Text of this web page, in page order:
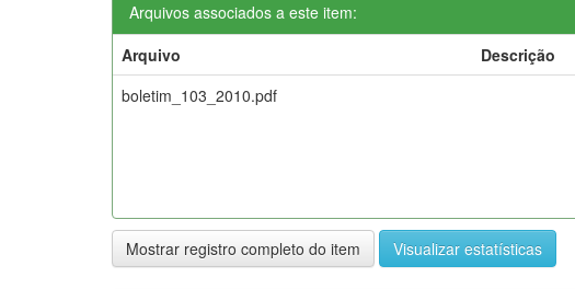
Arquivos associados a este item:
Arquivo
Descrição
boletim_103_2010.pdf
Mostrar registro completo do item Visualizar estatísticas